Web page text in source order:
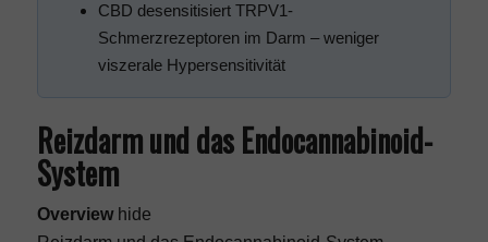
CBD desensitisiert TRPV1-
Schmerzrezeptoren im Darm – weniger
viszerale Hypersensitivität
Reizdarm und das Endocannabinoid-
System
Overview hide